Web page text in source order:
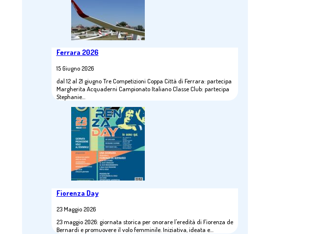
Ferrara 2026
15 Giugno 2026
dal 12 al 21 giugno Tre Competizioni Coppa Città di Ferrara: partecipa
Margherita Acquaderni Campionato Italiano Classe Club: partecipa
Stephanie…
Fiorenza Day
23 Maggio 2026
23 maggio 2026: giornata storica per onorare l'eredità di Fiorenza de
Bernardi e promuovere il volo femminile. Iniziativa, ideata e…